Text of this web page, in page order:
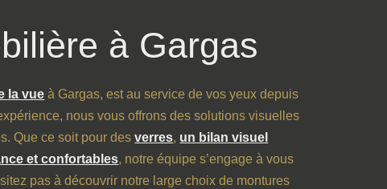
à Gargas
la vue à Gargas, est au service de vos yeux depuis
nous vous offrons des solutions visuelles
Que ce soit pour desverres, un bilan visuel
et confortables, notre équipe s’engage à vous
pas à découvrir notre large choix de montures